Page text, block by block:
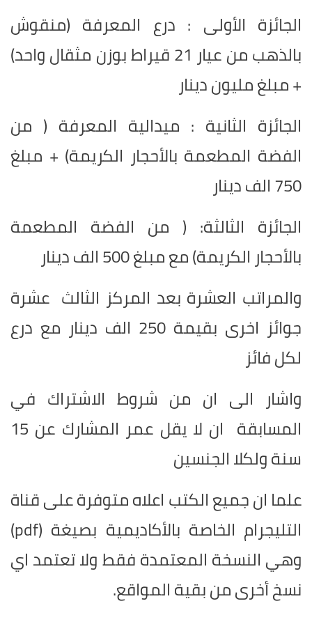
الجائزة الأولى : درع المعرفة (منقوش
بالذهب من عيار 21 قيراط بوزن مثقال واحد)
+ مبلغ مليون دينار
الجائزة الثانية : ميدالية المعرفة ( من
الفضة المطعمة بالأحجار الكريمة) + مبلغ
750 الف دينار
الجائزة الثالثة: ( من الفضة المطعمة
بالأحجار الكريمة) مع مبلغ 500 الف دينار
والمراتب العشرة بعد المركز الثالث عشرة
جوائز اخرى بقيمة 250 الف دينار مع درع
لكل فائز
واشار الى ان من شروط الاشتراك في
المسابقة ان لا يقل عمر المشارك عن 15
سنة ولكلا الجنسين
علما ان جميع الكتب اعلاه متوفرة على قناة
التليجرام الخاصة بالأكاديمية بصيغة (pdf
)
وهي النسخة المعتمدة فقط ولا تعتمد اي
نسخ أخرى من بقية المواقع.